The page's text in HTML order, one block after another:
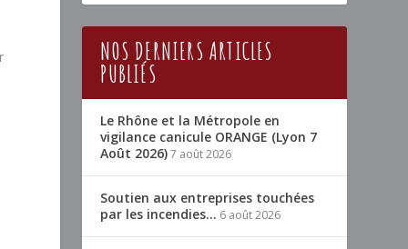
NOS DERNIERS ARTICLES
PUBLIÉS
Le Rhône et la Métropole en
vigilance canicule ORANGE (Lyon 7
Août 2026)7 août 2026
Soutien aux entreprises touchées
par les incendies… 6 août 2026